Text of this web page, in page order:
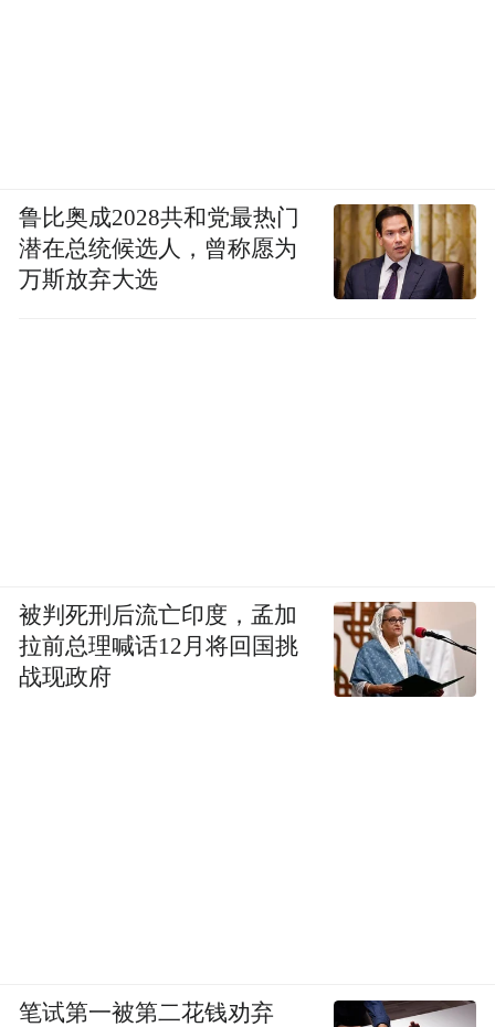
鲁比奥成2028共和党最热门
潜在总统候选人，曾称愿为
万斯放弃大选
被判死刑后流亡印度，孟加
拉前总理喊话12月将回国挑
战现政府
笔试第一被第二花钱劝弃